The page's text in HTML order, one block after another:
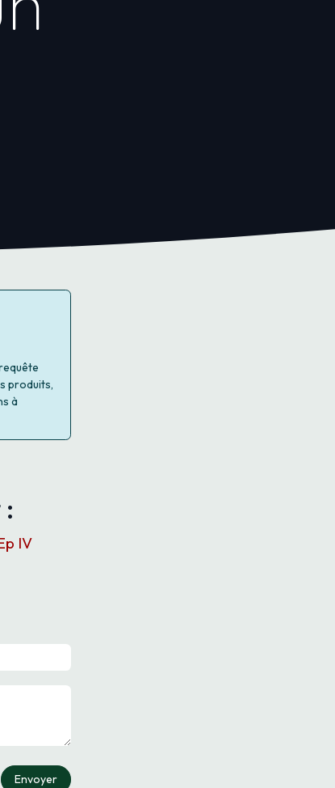
produits,
à
IV
Envoyer